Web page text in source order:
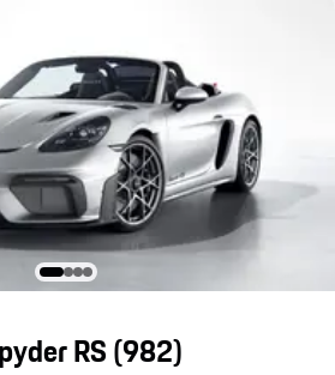
RS(982)